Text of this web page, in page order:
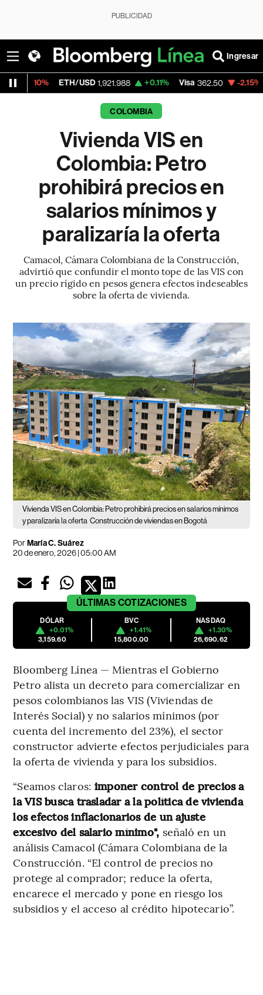
PUBLICIDAD
Ingresar
ETH/USD 1,921.988 +0.11% Visa 362.50 -2.15%
COLOMBIA
Vivienda VIS en
Colombia: Petro
prohibirá precios en
salarios mínimos y
paralizaría la oferta
Camacol, Cámara Colombiana de la Construcción,
advirtió que confundir el monto tope de las VIS con
un precio rígido en pesos genera efectos indeseables
sobre la oferta de vivienda.
Vivienda VIS en Colombia: Petro prohibirá precios en salarios mínimos
y paralizaría la oferta Construcción de viviendas en Bogotá
PorMaría C. Suárez
20 de enero, 2026 | 05:00 AM
ÚLTIMAS COTIZACIONES
DÓLAR
+0.01%
3,159.60
BVC
+1.41%
15,800.00
NASDAQ
+1.30%
26,690.62
Bloomberg Línea — Mientras el Gobierno
Petro alista un decreto para comercializar en
pesos colombianos las VIS (Viviendas de
Interés Social) y no salarios mínimos (por
cuenta del incremento del 23%), el sector
constructor advierte efectos perjudiciales para
la oferta de vivienda y para los subsidios.
“Seamos claros: imponer control de precios a
la VIS busca trasladar a la política de vivienda
los efectos inflacionarios de un ajuste
excesivo del salario mínimo", señaló en un
análisis Camacol (Cámara Colombiana de la
Construcción. “El control de precios no
protege al comprador; reduce la oferta,
encarece el mercado y pone en riesgo los
subsidios y el acceso al crédito hipotecario”.